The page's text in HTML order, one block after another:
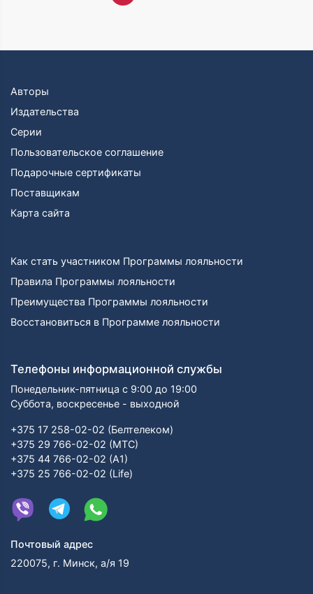
Авторы
Издательства
Серии
Пользовательское соглашение
Подарочные сертификаты
Поставщикам
Карта сайта
Как стать участником Программы лояльности
Правила Программы лояльности
Преимущества Программы лояльности
Восстановиться в Программе лояльности
Телефоны информационной службы
Понедельник-пятница с 9:00 до 19:00
Суббота, воскресенье - выходной
+375 17 258-02-02 (Белтелеком)
+375 29 766-02-02 (МТС)
+375 44 766-02-02 (А1)
+375 25 766-02-02 (Life)
Почтовый адрес
220075, г. Минск, а/я 19